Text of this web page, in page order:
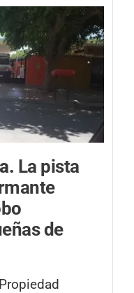
La pista
de